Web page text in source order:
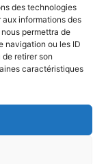
des technologies
informations des
permettra de
navigation ou les ID
retirer son
caractéristiques